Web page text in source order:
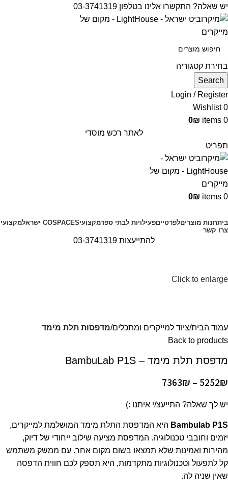
יש שאלה? התקשרו אלינו בטלפון 03-3741319
בחירת קטגוריה
Search
Login / Register
0
Wishlist
0
items
0₪
לאתר רכש מוסדי
תפריט
0
items
0₪
ביתחנות מוצריםלפרטייםפעילויות לבתי ספרמקצועיCOSPACES ישראל
מקצועי
צרו קשר
להתייעצות 03-3741319
Click to enlarge
עמוד הבית ציוד למייקרים ומתכלים מדפסות תלת מימד
Back to products
מדפסת תלת מימד – BambuLab P1S
5252₪
–
7363₪
יש לך שאלה? התייעצ/י איתנו :)
Bambulab P1S היא המדפסת התלת מימד המושלמת למייקרים,
יזמים וחובבי טכנולוגיה. המדפסת מציעה שילוב ייחודי של דיוק,
מהירות ואמינות שלא תמצאו בשום מקום אחר. עם ממשק משתמש
קל לתפעול וטכנולוגיות מתקדמות, היא תספק לכם חווית הדפסה
שאין שניה לה.